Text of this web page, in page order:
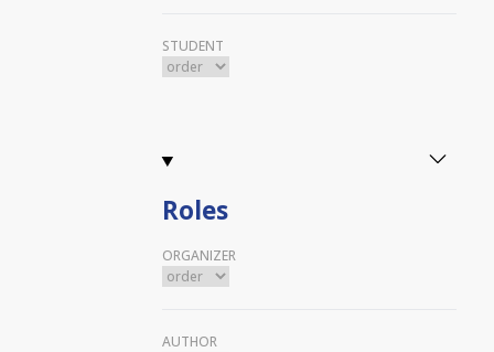
STUDENT
Roles
ORGANIZER
AUTHOR